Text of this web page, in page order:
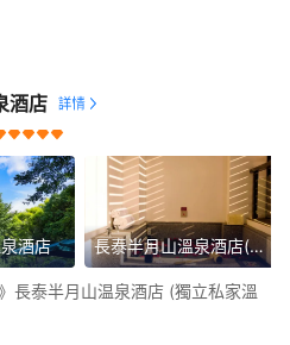
酒店
酒店 長泰半月山溫泉酒店(獨立私家溫泉泡池露臺客房)
長泰半月山温泉酒店 (獨立私家溫